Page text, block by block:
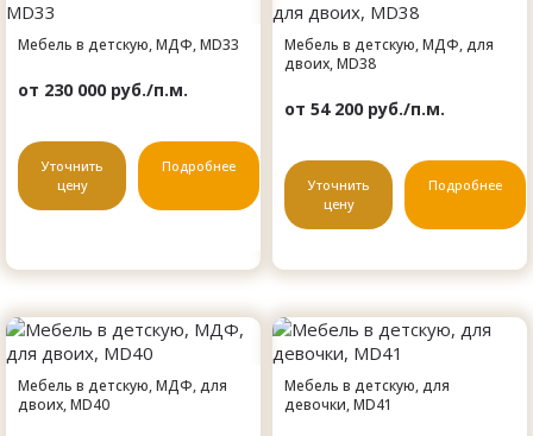
Мебель в детскую, МДФ, MD33
от 230 000 руб./п.м.
Уточнить
цену
Подробнее
Мебель в детскую, МДФ, для
двоих, MD38
от 54 200 руб./п.м.
Уточнить
цену
Подробнее
Мебель в детскую, МДФ, для
двоих, MD40
Мебель в детскую, для
девочки, MD41